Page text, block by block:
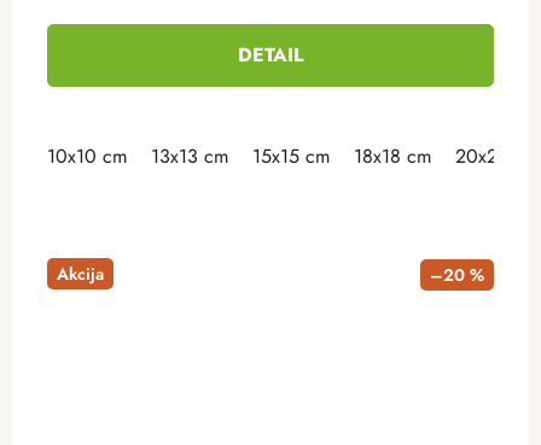
DETAIL
10x10 cm 13x13 cm 15x15 cm 18x18 cm 20x20 cm
Akcija –20 %